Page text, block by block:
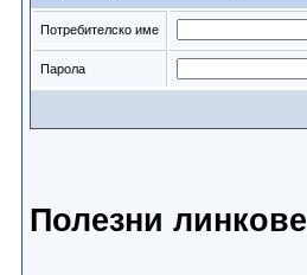
Потребителско име
Парола
Полезни линкове